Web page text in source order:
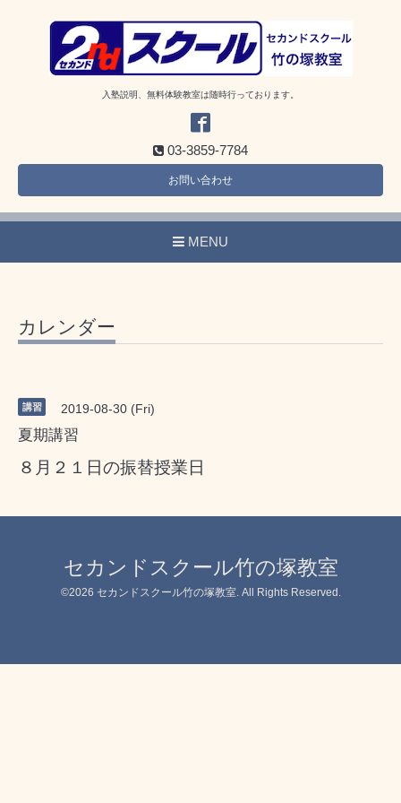
入塾説明、無料体験教室は随時行っております。
03-3859-7784
お問い合わせ
MENU
カレンダー
講習 2019-08-30 (Fri)
夏期講習
８月２１日の振替授業日
セカンドスクール竹の塚教室
©2026 セカンドスクール竹の塚教室. All Rights Reserved.